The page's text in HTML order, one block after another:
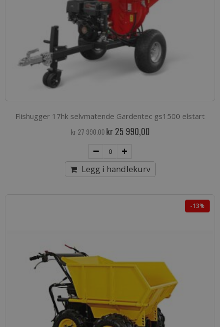
Flishugger 17hk selvmatende Gardentec gs1500 elstart
kr 27 990,00 Spesialpris
kr 25 990,00
Legg i handlekurv
-13%